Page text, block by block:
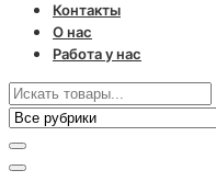
Контакты
О нас
Работа у нас